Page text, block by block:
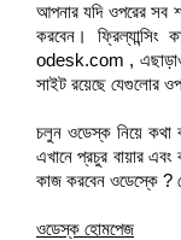
আপনার যদি ওপরের সব
করবেন।
odesk.com ,
সাইট রয়েছে যেগুলোর
চলুন ওডেস্ক নিয়ে কথা
এখানে প্রচুর বায়ার
কাজ করবেন ওডেস্কে ?
ওডেস্ক হোমপেজ